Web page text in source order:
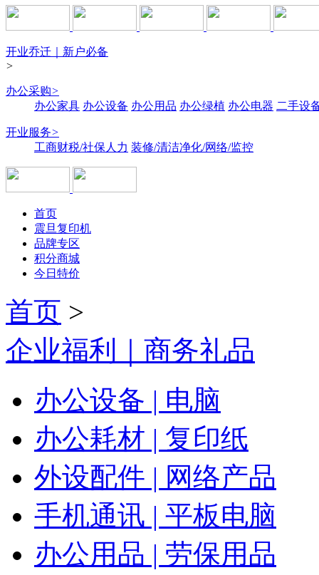
开业乔迁｜新户必备
>
办公采购>
办公家具 办公设备 办公用品 办公绿植 办公电器 二手设
开业服务>
工商财税/社保人力 装修/清洁净化/网络/监控
首页
震旦复印机
品牌专区
积分商城
今日特价
首页 >
企业福利｜商务礼品
办公设备 | 电脑
办公耗材 | 复印纸
外设配件 | 网络产品
手机通讯 | 平板电脑
办公用品 | 劳保用品